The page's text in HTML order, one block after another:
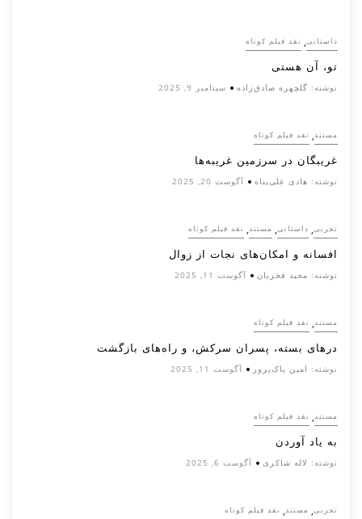
داستانی, نقد فیلم کوتاه
تو، آن هستی
نوشته: گلچهره صادق‌زاده سپتامبر 9, 2025
مستند, نقد فیلم کوتاه
غریبگان در سرزمین غریبه‌ها
نوشته: هادی علی‌پناه آگوست 20, 2025
تجربی, داستانی, مستند, نقد فیلم کوتاه
افسانه‌ و امکان‌های نجات از زوال
نوشته: مجید فخریان آگوست 11, 2025
مستند, نقد فیلم کوتاه
درهای بسته، پسران سرکش، و راه‌های بازگشت
نوشته: امین پاک‌پرور آگوست 11, 2025
مستند, نقد فیلم کوتاه
به یاد آوردن
نوشته: لاله شاکری آگوست 6, 2025
تجربی, مستند, نقد فیلم کوتاه